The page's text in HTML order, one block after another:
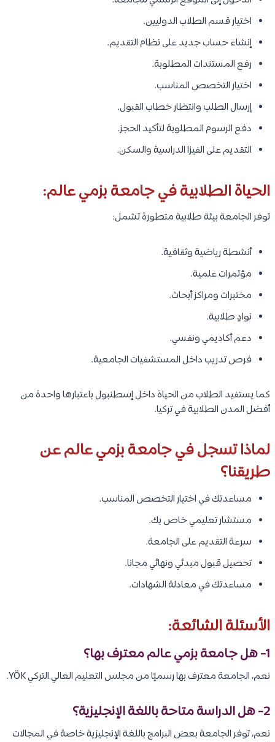
اختيار قسم الطلاب الدوليين.
إنشاء حساب جديد على نظام التقديم.
رفع المستندات المطلوبة.
اختيار التخصص المناسب.
إرسال الطلب وانتظار خطاب القبول.
دفع الرسوم المطلوبة لتأكيد الحجز.
التقديم على الفيزا الدراسية والسكن.
الحياة الطلابية في جامعة بزمي عالم:
توفر الجامعة بيئة طلابية متطورة تشمل:
أنشطة رياضية وثقافية.
مؤتمرات علمية.
مختبرات ومراكز أبحاث.
نوادٍ طلابية.
دعم أكاديمي ونفسي.
فرص تدريب داخل المستشفيات الجامعية.
كما يستفيد الطلاب من الحياة داخل إسطنبول باعتبارها واحدة من
أفضل المدن الطلابية في تركيا.
لماذا تسجل في جامعة بزمي عالم عن
طريقنا؟
مساعدتك في اختيار التخصص المناسب.
مستشار تعليمي خاص بك.
سرعة التقديم على الجامعة.
تحصيل قبول مبدئي ونهائي مجانا.
مساعدتك في معادلة الشهادات.
الأسئلة الشائعة:
1- هل جامعة بزمي عالم معترف بها؟
نعم، الجامعة معترف بها رسميًا من مجلس التعليم العالي التركي YÖK.
2- هل الدراسة متاحة باللغة الإنجليزية؟
نعم، توفر الجامعة بعض البرامج باللغة الإنجليزية خاصة في المجالات